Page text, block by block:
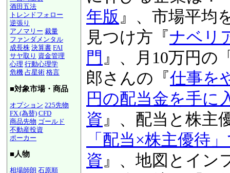
酒田五法
トレンドフォロー
逆張り
アノマリー 裁量
ファンダメンタル
成長株 決算書 FAI
サヤ取り 資金管理
心理 行動心理学
危機 占星術 格言
■対象市場・商品
オプション 225先物
FX (為替) CFD
商品先物 ゴールド
不動産投資
ポーカー
■人物
相場師朗 石原順
『図解！業界地図
版』、市場平均を
万％銘柄の見つけ
資入門』、月10万
当太郎さんの『仕
120万円の配当金
投資』、配当と株
株「配当×株主優